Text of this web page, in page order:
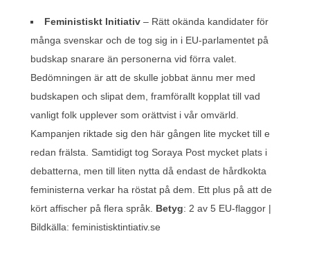
Feministiskt Initiativ– Rätt okända kandidater för
många svenskar och de tog sig in i EU-parlamentet på
budskap snarare än personerna vid förra valet.
Bedömningen är att de skulle jobbat ännu mer med
budskapen och slipat dem, framförallt kopplat till vad
vanligt folk upplever som orättvist i vår omvärld.
Kampanjen riktade sig den här gången lite mycket till e
redan frälsta. Samtidigt tog Soraya Post mycket plats i
debatterna, men till liten nytta då endast de hårdkokta
feministerna verkar ha röstat på dem. Ett plus på att de
kört affischer på flera språk. Betyg: 2 av 5 EU-flaggor |
Bildkälla: feministisktintiativ.se